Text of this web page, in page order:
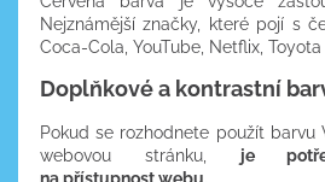
Nejznámější značky, které pojí s
Coca-Cola, YouTube, Netflix, Toyota
Doplňkové a kontrastní
Pokud se rozhodnete použít barvu
webovou stránku, je